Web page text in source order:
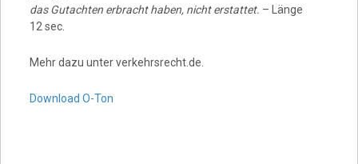
das Gutachten erbracht haben, nicht erstattet. – Länge
12 sec.
Mehr dazu unter verkehrsrecht.de.
Download O-Ton